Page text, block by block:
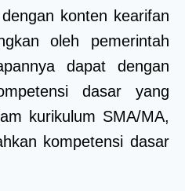
konten kearifan
oleh pemerintah
dapat dengan
dasar yang
kurikulum SMA/MA,
kompetensi dasar